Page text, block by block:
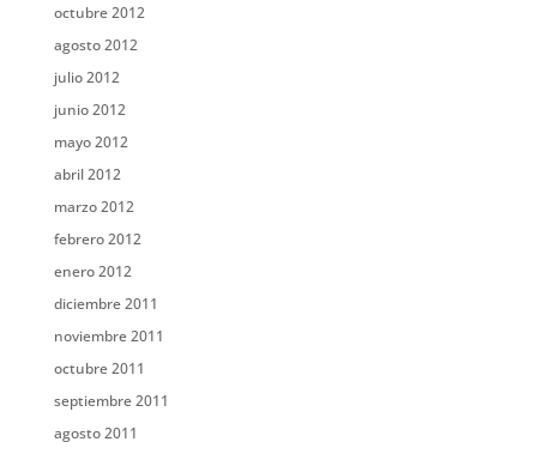
octubre 2012
agosto 2012
julio 2012
junio 2012
mayo 2012
abril 2012
marzo 2012
febrero 2012
enero 2012
diciembre 2011
noviembre 2011
octubre 2011
septiembre 2011
agosto 2011